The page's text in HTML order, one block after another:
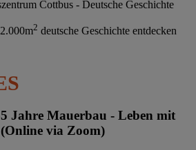
2 deutsche Geschichte entdecken
Jahre Mauerbau - Leben mit
via Zoom)